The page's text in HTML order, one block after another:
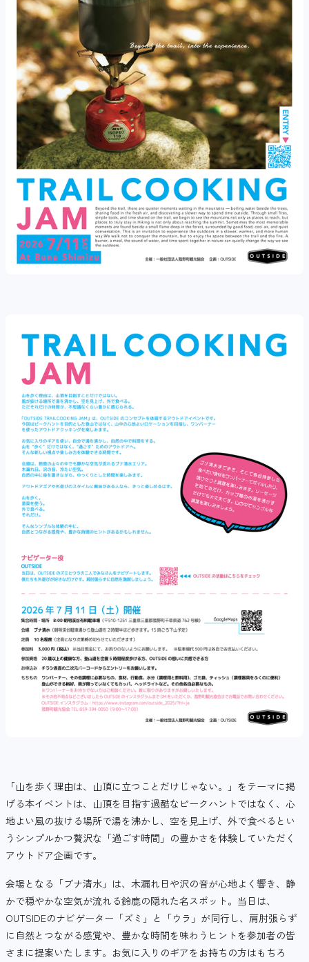
「山を歩く理由は、山頂に立つことだけじゃない。」をテーマに掲
げる本イベントは、山頂を目指す過酷なピークハントではなく、心
地よい風の抜ける場所で湯を沸かし、空を見上げ、外で食べるとい
うシンプルかつ贅沢な「過ごす時間」の豊かさを体験していただく
アウトドア企画です。
会場となる「ブナ清水」は、木漏れ日や沢の音が心地よく響き、静
かで穏やかな空気が流れる鈴鹿の隠れた名スポット。当日は、
OUTSIDEのナビゲーター「ズミ」と「ウラ」が同行し、肩肘張らず
に自然とつながる感覚や、豊かな時間を味わうヒントを参加者の皆
さまに提案いたします。お気に入りのギアをお持ちの方はもちろ